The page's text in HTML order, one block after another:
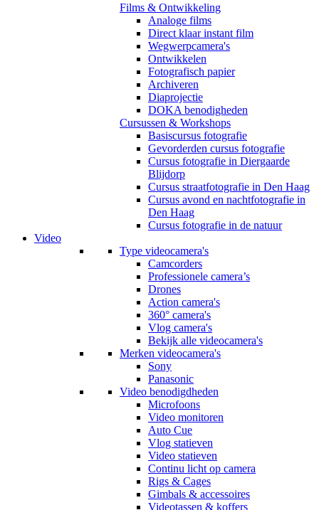
Films & Ontwikkeling
Analoge films
Direct klaar instant film
Wegwerpcamera's
Ontwikkelen
Fotografisch papier
Archiveren
Diaprojectie
DOKA benodigheden
Cursussen & Workshops
Basiscursus fotografie
Gevorderden cursus fotografie
Cursus fotografie in Diergaarde
Blijdorp
Cursus straatfotografie in Den Haag
Cursus avond en nachtfotografie in
Den Haag
Cursus fotografie in de natuur
Video
Type videocamera's
Camcorders
Professionele camera’s
Drones
Action camera's
360° camera's
Vlog camera's
Bekijk alle videocamera's
Merken videocamera's
Sony
Panasonic
Video benodigdheden
Microfoons
Video monitoren
Auto Cue
Vlog statieven
Video statieven
Continu licht op camera
Rigs & Cages
Gimbals & accessoires
Videotassen & koffers